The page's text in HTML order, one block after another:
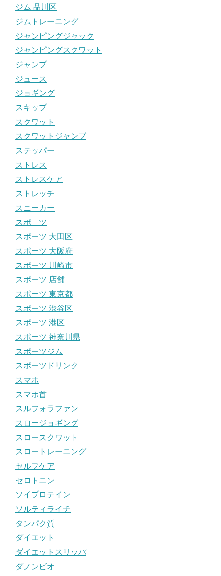
ジム 品川区
ジムトレーニング
ジャンピングジャック
ジャンピングスクワット
ジャンプ
ジュース
ジョギング
スキップ
スクワット
スクワットジャンプ
ステッパー
ストレス
ストレスケア
ストレッチ
スニーカー
スポーツ
スポーツ 大田区
スポーツ 大阪府
スポーツ 川崎市
スポーツ 店舗
スポーツ 東京都
スポーツ 渋谷区
スポーツ 港区
スポーツ 神奈川県
スポーツジム
スポーツドリンク
スマホ
スマホ首
スルフォラファン
スロージョギング
スロースクワット
スロートレーニング
セルフケア
セロトニン
ソイプロテイン
ソルティライチ
タンパク質
ダイエット
ダイエットスリッパ
ダノンビオ